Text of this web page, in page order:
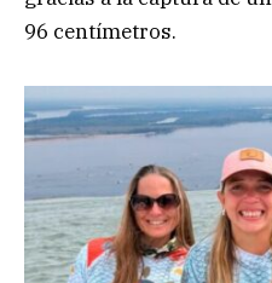
96 centímetros.